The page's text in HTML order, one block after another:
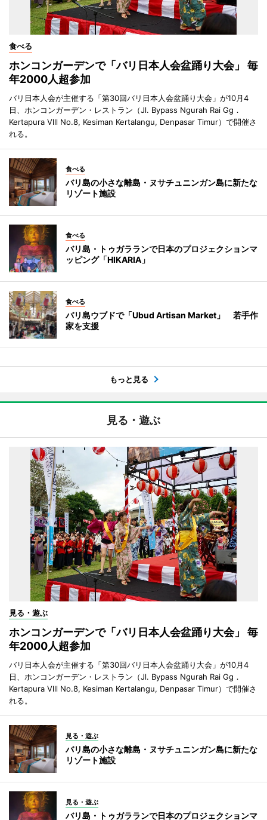
食べる
ホンコンガーデンで「バリ日本人会盆踊り大会」 毎
年2000人超参加
バリ日本人会が主催する「第30回バリ日本人会盆踊り大会」が10月4
日、ホンコンガーデン・レストラン（Jl. Bypass Ngurah Rai Gg．
Kertapura Vlll No.8, Kesiman Kertalangu, Denpasar Timur）で開催さ
れる。
食べる
バリ島の小さな離島・ヌサチュニンガン島に新たな
リゾート施設
食べる
バリ島・トゥガラランで日本のプロジェクションマ
ッピング「HIKARIA」
食べる
バリ島ウブドで「Ubud Artisan Market」 若手作
家を支援
もっと見る
見る・遊ぶ
見る・遊ぶ
ホンコンガーデンで「バリ日本人会盆踊り大会」 毎
年2000人超参加
バリ日本人会が主催する「第30回バリ日本人会盆踊り大会」が10月4
日、ホンコンガーデン・レストラン（Jl. Bypass Ngurah Rai Gg．
Kertapura Vlll No.8, Kesiman Kertalangu, Denpasar Timur）で開催さ
れる。
見る・遊ぶ
バリ島の小さな離島・ヌサチュニンガン島に新たな
リゾート施設
見る・遊ぶ
バリ島・トゥガラランで日本のプロジェクションマ